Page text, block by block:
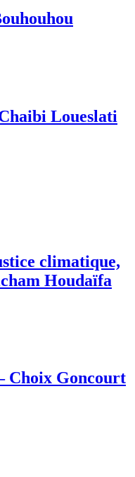
Loueslati
climatique,
Houdaïfa
Choix Goncourt